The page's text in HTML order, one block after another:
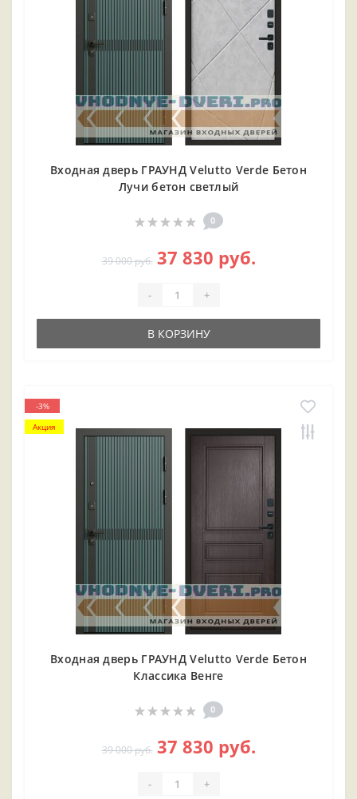
Входная дверь ГРАУНД Velutto Verde Бетон
Лучи бетон светлый
0
39 000 руб. 37 830 руб.
- +
В КОРЗИНУ
-3%
Акция
Входная дверь ГРАУНД Velutto Verde Бетон
Классика Венге
0
39 000 руб. 37 830 руб.
- +